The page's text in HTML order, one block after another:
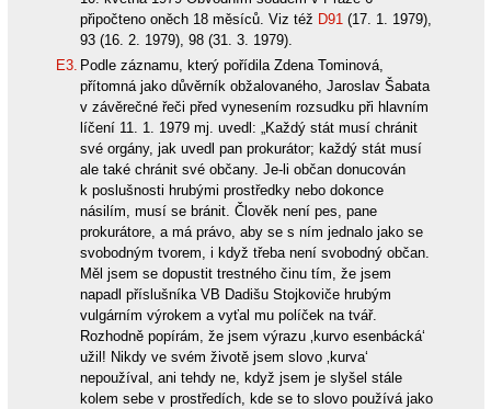
připočteno oněch 18 měsíců. Viz též D91 (17. 1. 1979),
93 (16. 2. 1979), 98 (31. 3. 1979).
E3. Podle záznamu, který pořídila Zdena Tominová,
přítomná jako důvěrník obžalovaného, Jaroslav Šabata
v závěrečné řeči před vynesením rozsudku při hlavním
líčení 11. 1. 1979 mj. uvedl: „Každý stát musí chránit
své orgány, jak uvedl pan prokurátor; každý stát musí
ale také chránit své občany. Je-li občan donucován
k poslušnosti hrubými prostředky nebo dokonce
násilím, musí se bránit. Člověk není pes, pane
prokurátore, a má právo, aby se s ním jednalo jako se
svobodným tvorem, i když třeba není svobodný občan.
Měl jsem se dopustit trestného činu tím, že jsem
napadl příslušníka VB Dadišu Stojkoviče hrubým
vulgárním výrokem a vyťal mu políček na tvář.
Rozhodně popírám, že jsem výrazu ‚kurvo esenbácká‘
užil! Nikdy ve svém životě jsem slovo ‚kurva‘
nepoužíval, ani tehdy ne, když jsem je slyšel stále
kolem sebe v prostředích, kde se to slovo používá jako